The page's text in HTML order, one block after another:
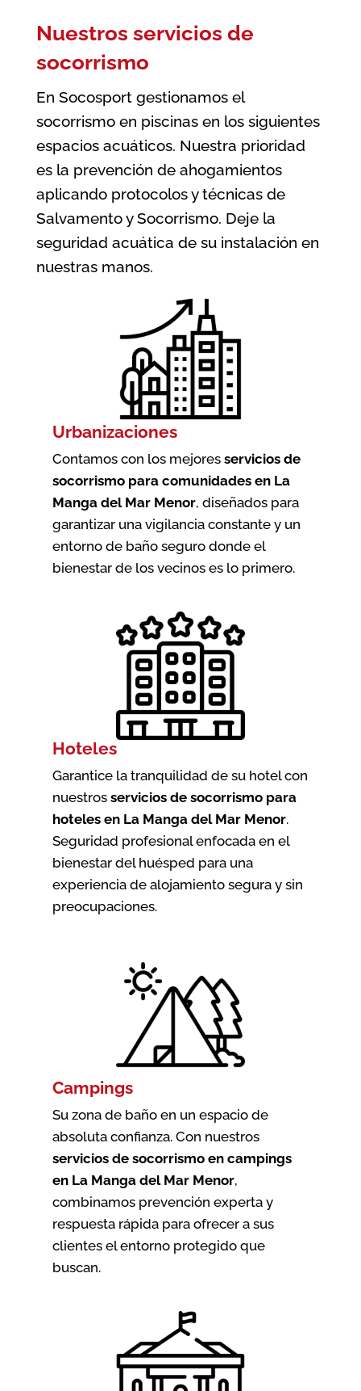
Nuestros servicios de
socorrismo
En Socosport gestionamos el
socorrismo en piscinas en los siguientes
espacios acuáticos. Nuestra prioridad
es la prevención de ahogamientos
aplicando protocolos y técnicas de
Salvamento y Socorrismo. Deje la
seguridad acuática de su instalación en
nuestras manos.
Urbanizaciones
Contamos con los mejores servicios de
socorrismo para comunidades en La
Manga del Mar Menor, diseñados para
garantizar una vigilancia constante y un
entorno de baño seguro donde el
bienestar de los vecinos es lo primero.
Hoteles
Garantice la tranquilidad de su hotel con
nuestros servicios de socorrismo para
hoteles en La Manga del Mar Menor.
Seguridad profesional enfocada en el
bienestar del huésped para una
experiencia de alojamiento segura y sin
preocupaciones.
Campings
Su zona de baño en un espacio de
absoluta confianza. Con nuestros
servicios de socorrismo en campings
en La Manga del Mar Menor,
combinamos prevención experta y
respuesta rápida para ofrecer a sus
clientes el entorno protegido que
buscan.